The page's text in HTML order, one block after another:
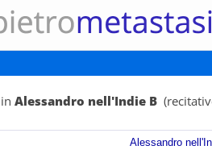
in Alessandro nell'Indie B
Alessandro